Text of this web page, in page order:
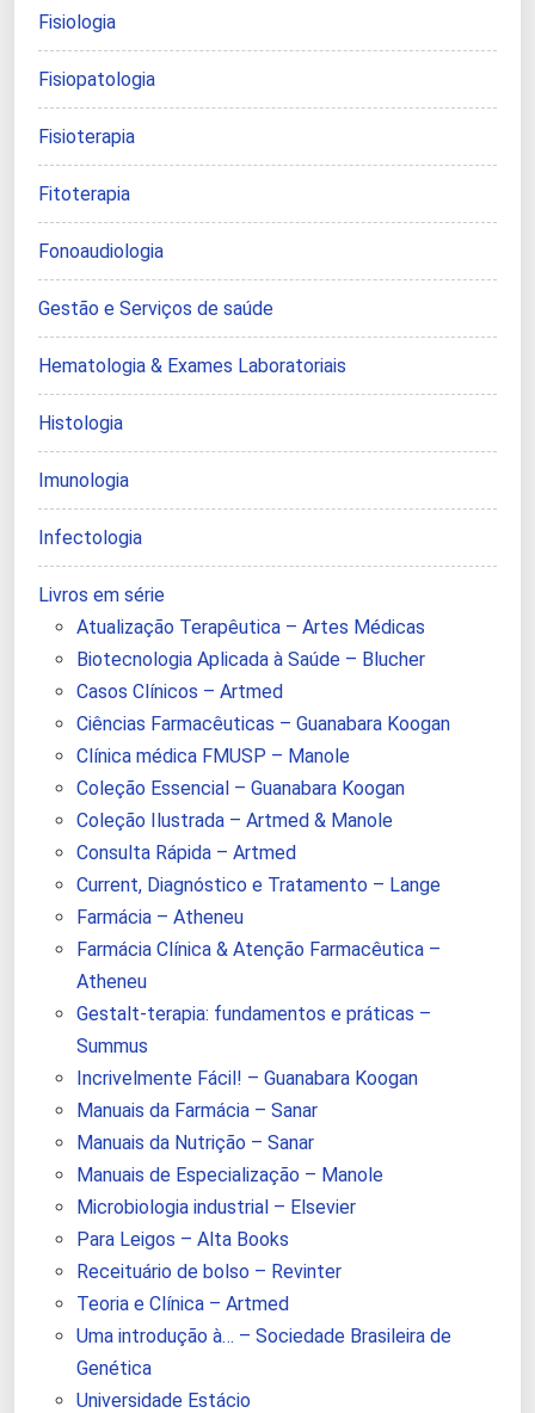
Fisiologia
Fisiopatologia
Fisioterapia
Fitoterapia
Fonoaudiologia
Gestão e Serviços de saúde
Hematologia & Exames Laboratoriais
Histologia
Imunologia
Infectologia
Livros em série
Atualização Terapêutica – Artes Médicas
Biotecnologia Aplicada à Saúde – Blucher
Casos Clínicos – Artmed
Ciências Farmacêuticas – Guanabara Koogan
Clínica médica FMUSP – Manole
Coleção Essencial – Guanabara Koogan
Coleção Ilustrada – Artmed & Manole
Consulta Rápida – Artmed
Current, Diagnóstico e Tratamento – Lange
Farmácia – Atheneu
Farmácia Clínica & Atenção Farmacêutica –
Atheneu
Gestalt-terapia: fundamentos e práticas –
Summus
Incrivelmente Fácil! – Guanabara Koogan
Manuais da Farmácia – Sanar
Manuais da Nutrição – Sanar
Manuais de Especialização – Manole
Microbiologia industrial – Elsevier
Para Leigos – Alta Books
Receituário de bolso – Revinter
Teoria e Clínica – Artmed
Uma introdução à… – Sociedade Brasileira de
Genética
Universidade Estácio